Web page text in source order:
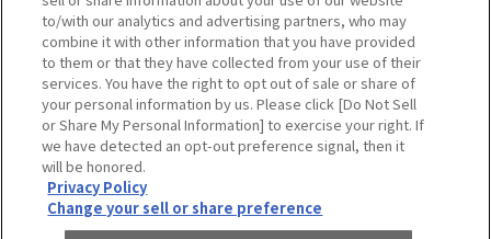
当サイトのご利用にあたって
個人情報の取り扱い
阪神甲子園球場テレフォンサービス
050-5527-2512
to/with our analytics and advertising partners, who may
combine it with other information that you have provided
to them or that they have collected from your use of their
services. You have the right to opt out of sale or share of
your personal information by us. Please click [Do Not Sell
or Share My Personal Information] to exercise your right. If
we have detected an opt-out preference signal, then it
will be honored.
Privacy Policy
Change your sell or share preference